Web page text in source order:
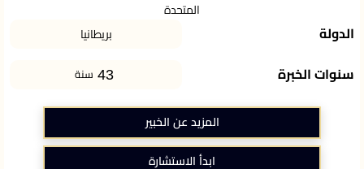
المتحدة
الدولة بريطانيا
سنوات الخبرة 43 سنة
المزيد عن الخبير
ابدأ الاستشارة